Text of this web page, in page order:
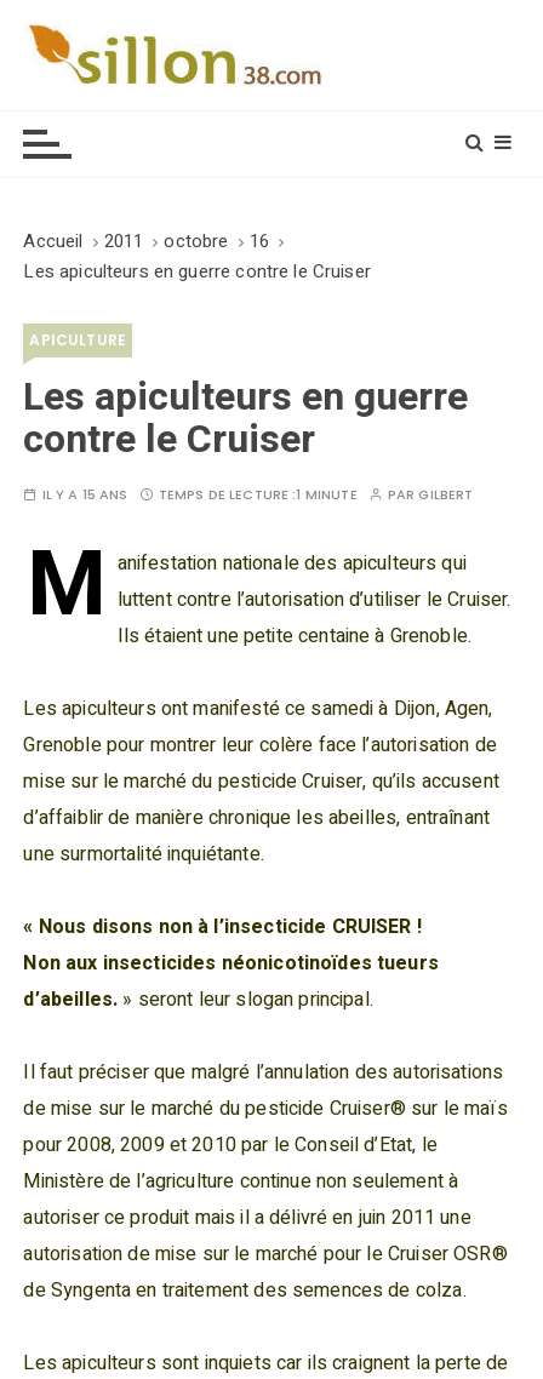
Accueil 2011 octobre
16
Les apiculteurs en guerre contre le Cruiser
APICULTURE
Les apiculteurs en guerre
contre le Cruiser
IL Y A 15 ANS TEMPS DE LECTURE :1 MINUTE PARGILBERT
M anifestation nationale des apiculteurs qui
luttent contre l’autorisation d’utiliser le Cruiser.
Ils étaient une petite centaine à Grenoble.
Les apiculteurs ont manifesté ce samedi à Dijon, Agen,
Grenoble pour montrer leur colère face l’autorisation de
mise sur le marché du pesticide Cruiser, qu’ils accusent
d’affaiblir de manière chronique les abeilles, entraînant
une surmortalité inquiétante.
« Nous disons non à l’insecticide CRUISER !
Non aux insecticides néonicotinoïdes tueurs
d’abeilles. » seront leur slogan principal.
Il faut préciser que malgré l’annulation des autorisations
de mise sur le marché du pesticide Cruiser® sur le maïs
pour 2008, 2009 et 2010 par le Conseil d’Etat, le
Ministère de l’agriculture continue non seulement à
autoriser ce produit mais il a délivré en juin 2011 une
autorisation de mise sur le marché pour le Cruiser OSR®
de Syngenta en traitement des semences de colza.
Les apiculteurs sont inquiets car ils craignent la perte de